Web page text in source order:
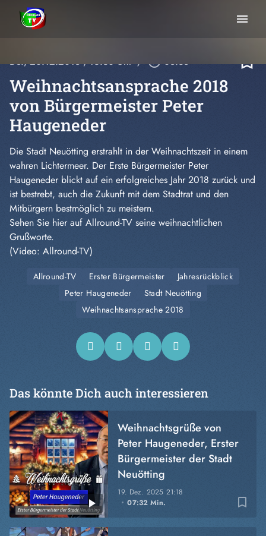
menu
Do., 20.12.2018, 16:30 Uhr / play_circle_outline08:38 bookmark_border
Weihnachtsansprache 2018
von Bürgermeister Peter
Haugeneder
Die Stadt Neuötting erstrahlt in der Weihnachtszeit in einem
wahren Lichtermeer. Der Erste Bürgermeister Peter
Haugeneder blickt auf ein erfolgreiches Jahr 2018 zurück und
ist bestrebt, auch die Zukunft mit dem Stadtrat und den
Mitbürgern bestmöglich zu meistern.
Sehen Sie hier auf Allround-TV seine weihnachtlichen
Grußworte.
(Video: Allround-TV)
Allround-TV Erster Bürgermeister
Jahresrückblick
Peter Haugeneder
Stadt Neuötting
Weihnachtsansprache 2018
Das könnte Dich auch interessieren
bookmark_border
19. Dez. 2025 21:18
07:32 Min.
Weihnachtsgrüße von
Peter Haugeneder, Erster
Bürgermeister der Stadt
Neuötting